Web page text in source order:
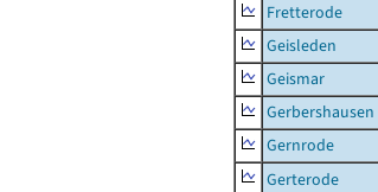
Fretterode
Geisleden
Geismar
Gerbershausen
Gernrode
Gerterode